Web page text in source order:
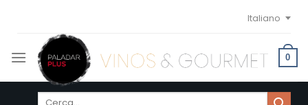
content
Italiano
0
Cerca: